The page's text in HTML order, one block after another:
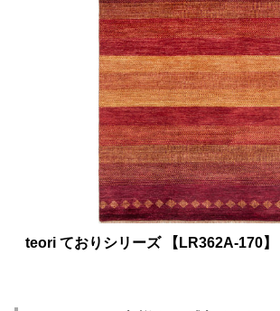
teori ておりシリーズ 【LR362A-170】